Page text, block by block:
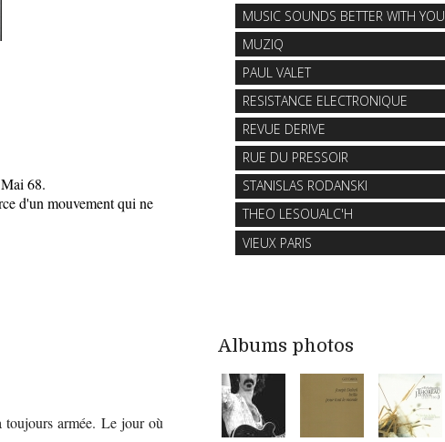
68.
d'un mouvement qui ne
armée. Le jour où
MUSIC SOUNDS BETTER WITH YOU
MUZIQ
PAUL VALET
RESISTANCE ELECTRONIQUE
REVUE DERIVE
RUE DU PRESSOIR
STANISLAS RODANSKI
THEO LESOUALC'H
VIEUX PARIS
Albums photos